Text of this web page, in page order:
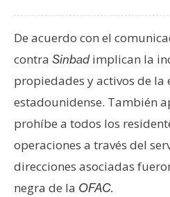
i
d
a
d
De acuerdo con el
contra Sinbadimplican la
propiedades y activos de
estadounidense. También
prohíbe a todos los
operaciones a través del
direcciones asociadas
negra de la OFAC.